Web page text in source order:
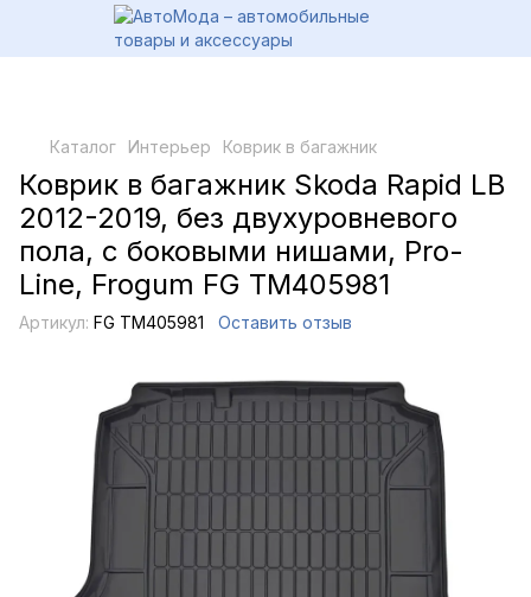
Каталог Интерьер Коврик в багажник
Коврик в багажник Skoda Rapid LB
2012-2019, без двухуровневого
пола, с боковыми нишами, Pro-
Line, Frogum FG TM405981
Артикул: FG TM405981 Оставить отзыв